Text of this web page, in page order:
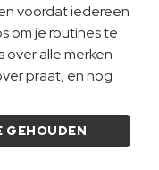
voordat iedereen
om je routines te
alle merken
praat, en nog
GEHOUDEN